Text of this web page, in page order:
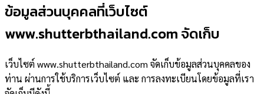
ข้อมูลส่วนบุคคลที่เว็บไซต์
www.shutterbthailand.com จัดเก็บ
เว็บไซต์ www.shutterbthailand.com จัดเก็บข้อมูลส่วนบุคคลของ
ท่าน ผ่านการใช้บริการเว็บไซต์ และ การลงทะเบียนโดยข้อมูลที่เรา